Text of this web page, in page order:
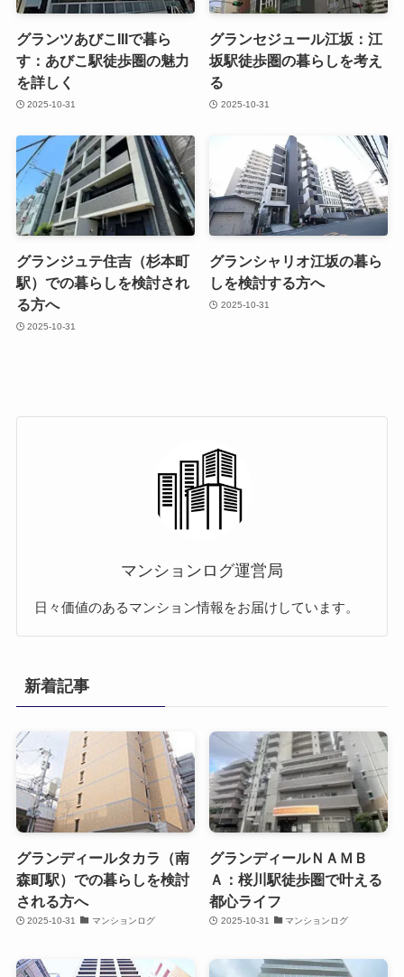
グランツあびこIIIで暮ら
す：あびこ駅徒歩圏の魅力
を詳しく
2025-10-31
グランセジュール江坂：江
坂駅徒歩圏の暮らしを考え
る
2025-10-31
グランジュテ住吉（杉本町
駅）での暮らしを検討され
る方へ
2025-10-31
グランシャリオ江坂の暮ら
しを検討する方へ
2025-10-31
マンションログ運営局
日々価値のあるマンション情報をお届けしています。
新着記事
グランディールタカラ（南
森町駅）での暮らしを検討
される方へ
2025-10-31 マンションログ
グランディールＮＡＭＢ
Ａ：桜川駅徒歩圏で叶える
都心ライフ
2025-10-31 マンションログ